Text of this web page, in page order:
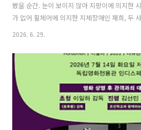
봤을 순간. 눈이 보이지 않아 지팡이에 의지한
가 없어 휠체어에 의지한 지체장애인 재희, 두
충돌이 예고된 어느 날, 혼비백산하며 정신없이
않는 복지관 앞에서 영원히 혼자 남게 되는 것
난 수인이다. 어디로들 떠난 것인지, 아수라장이
해졌다. 두 사람은 이 틈을 타 평소 가보고 싶었
곳을 함께 가보기로 하고 길을 나섰다가 내친김
면서 꼭 하고 싶었던 것까지 하나씩 해보기로 한
2026. 6. 29.